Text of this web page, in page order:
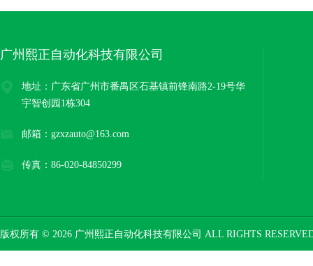
广州熙正自动化科技有限公司
地址：广东省广州市番禺区石基镇前锋南路2-19号华
宇智创园1栋304
邮箱：gzxzauto@163.com
传真：86-020-84850299
版权所有 © 2026 广州熙正自动化科技有限公司 ALL RIGHTS